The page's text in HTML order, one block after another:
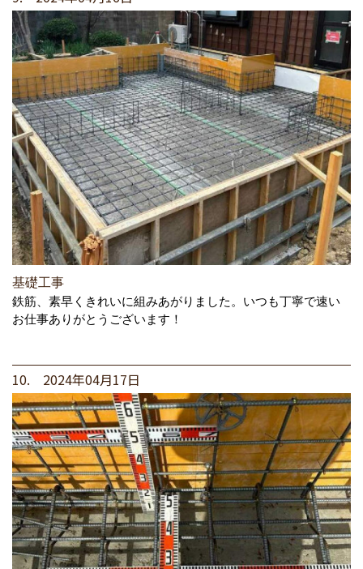
基礎工事
鉄筋、素早くきれいに組みあがりました。いつも丁寧で速い
お仕事ありがとうございます！
10. 2024年04月17日